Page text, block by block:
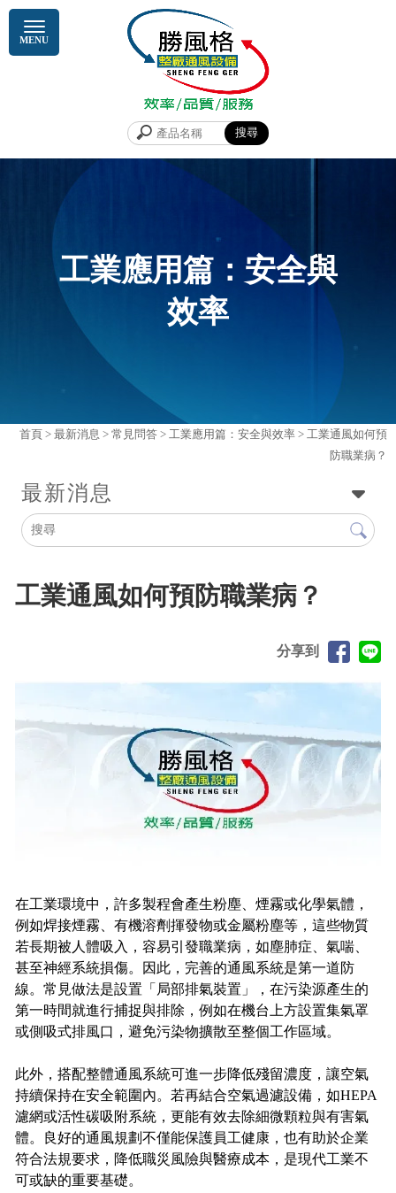
工業應用篇：安全與
效率
首頁 > 最新消息 > 常見問答 > 工業應用篇：安全與效率 > 工業通風如何預
防職業病？
最新消息
工業通風如何預防職業病？
分享到
在工業環境中，許多製程會產生粉塵、煙霧或化學氣體，
例如焊接煙霧、有機溶劑揮發物或金屬粉塵等，這些物質
若長期被人體吸入，容易引發職業病，如塵肺症、氣喘、
甚至神經系統損傷。因此，完善的通風系統是第一道防
線。常見做法是設置「局部排氣裝置」，在污染源產生的
第一時間就進行捕捉與排除，例如在機台上方設置集氣罩
或側吸式排風口，避免污染物擴散至整個工作區域。
此外，搭配整體通風系統可進一步降低殘留濃度，讓空氣
持續保持在安全範圍內。若再結合空氣過濾設備，如HEPA
濾網或活性碳吸附系統，更能有效去除細微顆粒與有害氣
體。良好的通風規劃不僅能保護員工健康，也有助於企業
符合法規要求，降低職災風險與醫療成本，是現代工業不
可或缺的重要基礎。